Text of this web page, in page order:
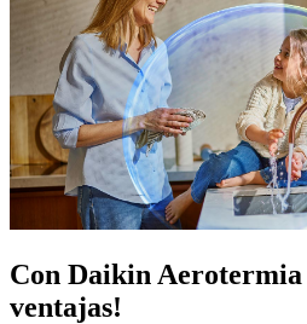
Con Daikin Aerotermia
ventajas!